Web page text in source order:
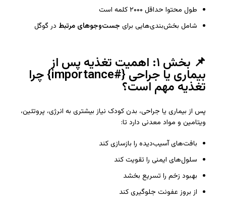
طول محتوا حداقل ۲۰۰۰ کلمه است
شامل بخش‌بندی‌هایی برای جست‌وجوهای مرتبط در گوگل
📌 بخش ۱: اهمیت تغذیه پس از
بیماری یا جراحی {#importance} چرا
تغذیه مهم است؟
پس از بیماری یا جراحی، بدن کودک نیاز بیشتری به انرژی، پروتئین،
ویتامین و مواد معدنی دارد تا:
بافت‌های آسیب‌دیده را بازسازی کند
سلول‌های ایمنی را تقویت کند
بهبود زخم را تسریع بخشد
از بروز عفونت جلوگیری کند